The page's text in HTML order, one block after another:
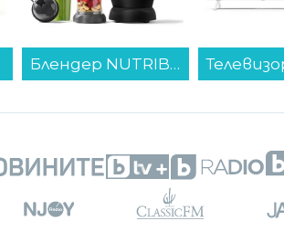
Блендер NUTRIBULLET NBF500DG...